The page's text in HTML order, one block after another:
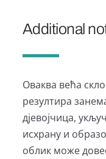
Additional
Оваква већа
резултира
дјевојчица,
исхрану и
облик може